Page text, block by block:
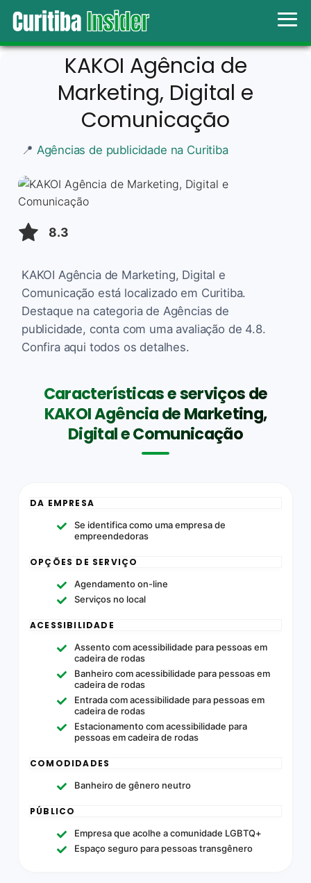
KAKOI Agência de
Marketing, Digital e
Comunicação
📍 Agências de publicidade na Curitiba
8.3
KAKOI Agência de Marketing, Digital e
Comunicação está localizado em Curitiba.
Destaque na categoria de Agências de
publicidade, conta com uma avaliação de 4.8.
Confira aqui todos os detalhes.
Características e serviços de
KAKOI Agência de Marketing,
Digital e Comunicação
DA EMPRESA
Se identifica como uma empresa de
empreendedoras
OPÇÕES DE SERVIÇO
Agendamento on-line
Serviços no local
ACESSIBILIDADE
Assento com acessibilidade para pessoas em
cadeira de rodas
Banheiro com acessibilidade para pessoas em
cadeira de rodas
Entrada com acessibilidade para pessoas em
cadeira de rodas
Estacionamento com acessibilidade para
pessoas em cadeira de rodas
COMODIDADES
Banheiro de gênero neutro
PÚBLICO
Empresa que acolhe a comunidade LGBTQ+
Espaço seguro para pessoas transgênero